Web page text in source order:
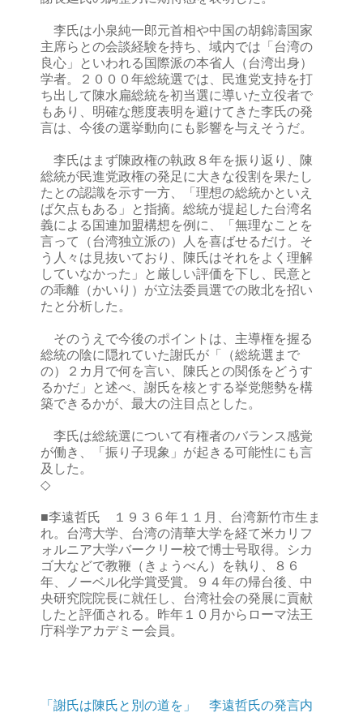
李氏は小泉純一郎元首相や中国の胡錦濤国家
主席らとの会談経験を持ち、域内では「台湾の
良心」といわれる国際派の本省人（台湾出身）
学者。２０００年総統選では、民進党支持を打
ち出して陳水扁総統を初当選に導いた立役者で
もあり、明確な態度表明を避けてきた李氏の発
言は、今後の選挙動向にも影響を与えそうだ。
李氏はまず陳政権の執政８年を振り返り、陳
総統が民進党政権の発足に大きな役割を果たし
たとの認識を示す一方、「理想の総統かといえ
ば欠点もある」と指摘。総統が提起した台湾名
義による国連加盟構想を例に、「無理なことを
言って（台湾独立派の）人を喜ばせるだけ。そ
う人々は見抜いており、陳氏はそれをよく理解
していなかった」と厳しい評価を下し、民意と
の乖離（かいり）が立法委員選での敗北を招い
たと分析した。
そのうえで今後のポイントは、主導権を握る
総統の陰に隠れていた謝氏が「（総統選まで
の）２カ月で何を言い、陳氏との関係をどうす
るかだ」と述べ、謝氏を核とする挙党態勢を構
築できるかが、最大の注目点とした。
李氏は総統選について有権者のバランス感覚
が働き、「振り子現象」が起きる可能性にも言
及した。
◇
■李遠哲氏 １９３６年１１月、台湾新竹市生ま
れ。台湾大学、台湾の清華大学を経て米カリフ
ォルニア大学バークリー校で博士号取得。シカ
ゴ大などで教鞭（きょうべん）を執り、８６
年、ノーベル化学賞受賞。９４年の帰台後、中
央研究院院長に就任し、台湾社会の発展に貢献
したと評価される。昨年１０月からローマ法王
庁科学アカデミー会員。
「謝氏は陳氏と別の道を」 李遠哲氏の発言内